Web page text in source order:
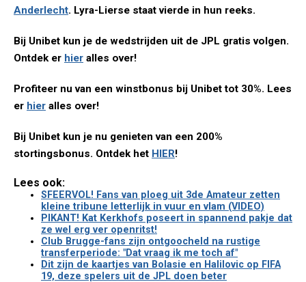
Anderlecht. Lyra-Lierse staat vierde in hun reeks.
Bij Unibet kun je de wedstrijden uit de JPL gratis volgen.
Ontdek er hier alles over!
Profiteer nu van een winstbonus bij Unibet tot 30%. Lees
er hier alles over!
Bij Unibet kun je nu genieten van een 200%
stortingsbonus. Ontdek het HIER!
Lees ook:
SFEERVOL! Fans van ploeg uit 3de Amateur zetten
kleine tribune letterlijk in vuur en vlam (VIDEO)
PIKANT! Kat Kerkhofs poseert in spannend pakje dat
ze wel erg ver openritst!
Club Brugge-fans zijn ontgoocheld na rustige
transferperiode: "Dat vraag ik me toch af"
Dit zijn de kaartjes van Bolasie en Halilovic op FIFA
19, deze spelers uit de JPL doen beter